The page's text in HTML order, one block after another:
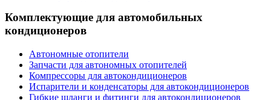
Комплектующие для автомобильных
кондиционеров
Автономные отопители
Запчасти для автономных отопителей
Компрессоры для автокондиционеров
Испарители и конденсаторы для автокондиционеров
Гибкие шланги и фитинги для автокондиционеров